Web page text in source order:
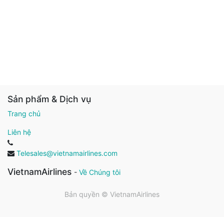
Sản phẩm & Dịch vụ
Trang chủ
Liên hệ
Telesales@vietnamairlines.com
VietnamAirlines - Về Chúng tôi
Bản quyền © VietnamAirlines